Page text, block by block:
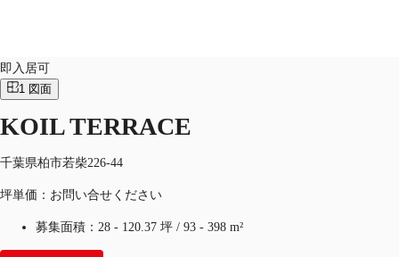
オフィス・事務所
倉庫・物流センター
地図検索
記事
JP
お電話 お問合せ
即入居可
1 図面
KOIL TERRACE
千葉県柏市若柴226-44
坪単価：お問い合せください
募集面積： 28 - 120.37 坪 / 93 - 398 m²